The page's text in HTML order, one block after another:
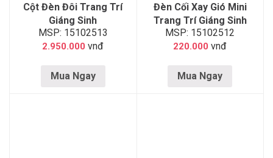
Cột Đèn Đôi Trang Trí
Giáng Sinh
MSP: 15102513
2.950.000 vnđ
Mua Ngay
Đèn Cối Xay Gió Mini
Trang Trí Giáng Sinh
MSP: 15102512
220.000 vnđ
Mua Ngay